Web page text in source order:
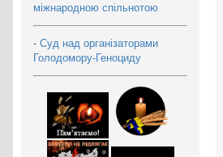
міжнародною спільнотою
- Суд над організаторами
Голодомору-Геноциду